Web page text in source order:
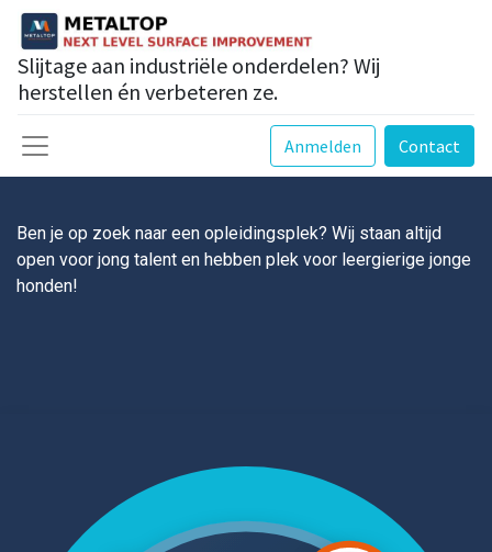
Slijtage aan industriële onderdelen? Wij
herstellen én verbeteren ze.
Anmelden Contact
Ben je op zoek naar een opleidingsplek? Wij staan altijd
open voor jong talent en hebben plek voor leergierige jonge
honden!